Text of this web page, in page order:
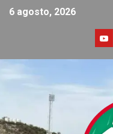
6 agosto, 2026